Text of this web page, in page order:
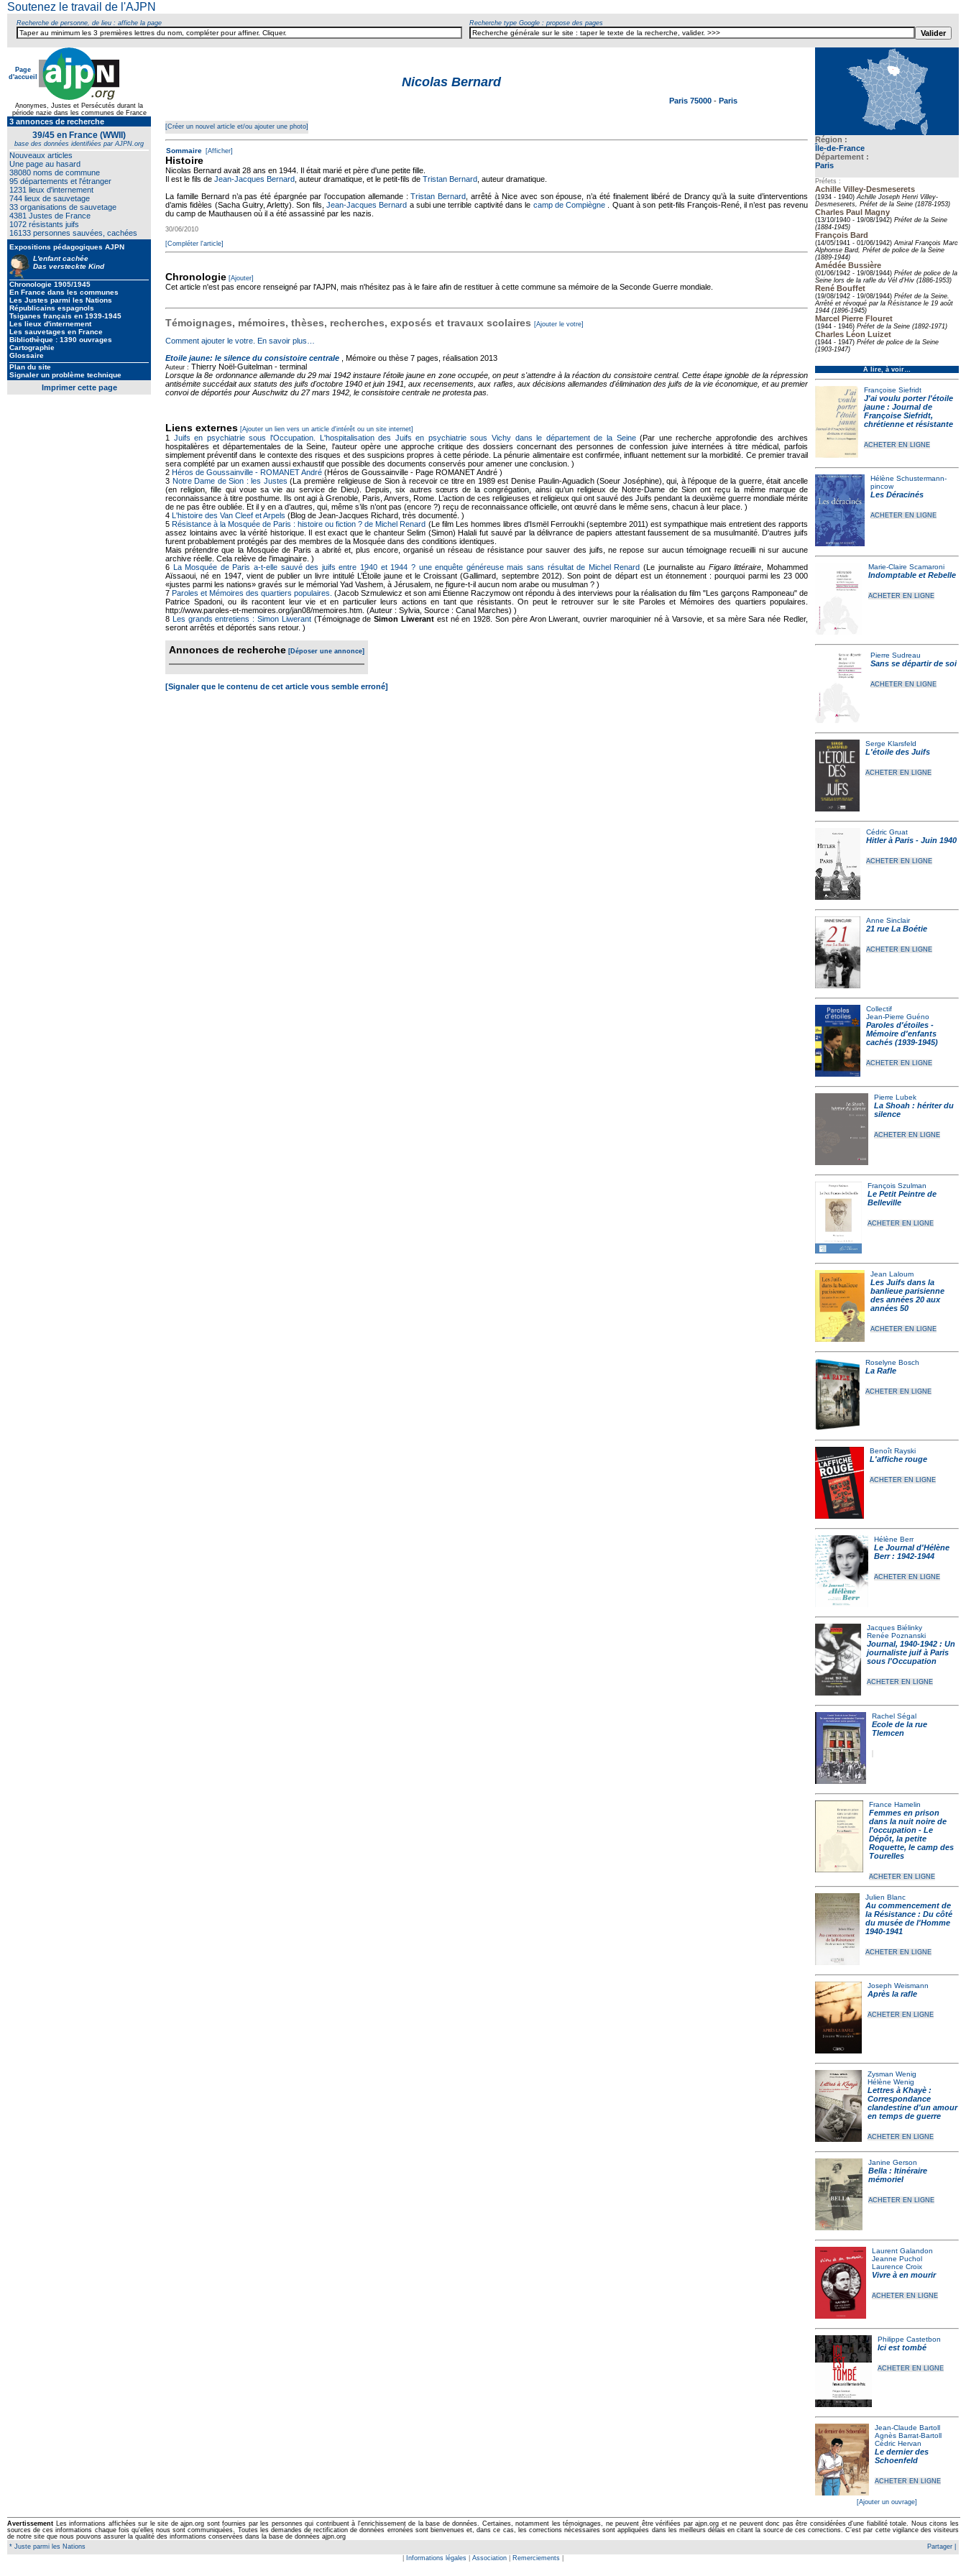
Soutenez le travail de l'AJPN
Recherche de personne, de lieu : affiche la page Recherche type Google : propose des pages
Page
d'accueil
Anonymes, Justes et Persécutés durant la
période nazie dans les communes de France
3 annonces de recherche
39/45 en France (WWII)
base des données identifiées par AJPN.org
Nouveaux articles
Une page au hasard
38080 noms de commune
95 départements et l'étranger
1231 lieux d'internement
744 lieux de sauvetage
33 organisations de sauvetage
4381 Justes de France
1072 résistants juifs
16133 personnes sauvées, cachées
Expositions pédagogiques AJPN
L'enfant cachée
Das versteckte Kind
Chronologie 1905/1945
En France dans les communes
Les Justes parmi les Nations
Républicains espagnols
Tsiganes français en 1939-1945
Les lieux d'internement
Les sauvetages en France
Bibliothèque : 1390 ouvrages
Cartographie
Glossaire
Plan du site
Signaler un problème technique
Imprimer cette page
Région :
Île-de-France
Département :
Paris
Préfets :
Achille Villey-Desmeserets
(1934 - 1940)Achille Joseph Henri Villey-
Desmeserets, Préfet de la Seine (1878-1953)
Charles Paul Magny
(13/10/1940 - 19/08/1942) Préfet de la Seine
(1884-1945)
François Bard
(14/05/1941 - 01/06/1942)Amiral François Marc
Alphonse Bard, Préfet de police de la Seine
(1889-1944)
Amédée Bussière
(01/06/1942 - 19/08/1944) Préfet de police de la
Seine lors de la rafle du Vél d’Hiv (1886-1953)
René Bouffet
(19/08/1942 - 19/08/1944) Préfet de la Seine.
Arrêté et révoqué par la Résistance le 19 août
1944 (1896-1945)
Marcel Pierre Flouret
(1944 - 1946) Préfet de la Seine (1892-1971)
Charles Léon Luizet
(1944 - 1947) Préfet de police de la Seine
(1903-1947)
À lire, à voir…
Françoise Siefridt
J'ai voulu porter l'étoile
jaune : Journal de
Françoise Siefridt,
chrétienne et résistante
ACHETER EN LIGNE
Hélène Schustermann-
pincow
Les Déracinés
ACHETER EN LIGNE
Marie-Claire Scamaroni
Indomptable et Rebelle
ACHETER EN LIGNE
Pierre Sudreau
Sans se départir de soi
ACHETER EN LIGNE
Serge Klarsfeld
L'étoile des Juifs
ACHETER EN LIGNE
Cédric Gruat
Hitler à Paris - Juin 1940
ACHETER EN LIGNE
Anne Sinclair
21 rue La Boétie
ACHETER EN LIGNE
Collectif
Jean-Pierre Guéno
Paroles d'étoiles -
Mémoire d'enfants
cachés (1939-1945)
ACHETER EN LIGNE
Pierre Lubek
La Shoah : hériter du
silence
ACHETER EN LIGNE
François Szulman
Le Petit Peintre de
Belleville
ACHETER EN LIGNE
Jean Laloum
Les Juifs dans la
banlieue parisienne
des années 20 aux
années 50
ACHETER EN LIGNE
Roselyne Bosch
La Rafle
ACHETER EN LIGNE
Benoît Rayski
L'affiche rouge
ACHETER EN LIGNE
Hélène Berr
Le Journal d'Hélène
Berr : 1942-1944
ACHETER EN LIGNE
Jacques Biélinky
Renée Poznanski
Journal, 1940-1942 : Un
journaliste juif à Paris
sous l'Occupation
ACHETER EN LIGNE
Rachel Ségal
Ecole de la rue
Tlemcen
France Hamelin
Femmes en prison
dans la nuit noire de
l'occupation - Le
Dépôt, la petite
Roquette, le camp des
Tourelles
ACHETER EN LIGNE
Julien Blanc
Au commencement de
la Résistance : Du côté
du musée de l'Homme
1940-1941
ACHETER EN LIGNE
Joseph Weismann
Après la rafle
ACHETER EN LIGNE
Zysman Wenig
Hélène Wenig
Lettres à Khayè :
Correspondance
clandestine d'un amour
en temps de guerre
ACHETER EN LIGNE
Janine Gerson
Bella : Itinéraire
mémoriel
ACHETER EN LIGNE
Laurent Galandon
Jeanne Puchol
Laurence Croix
Vivre à en mourir
ACHETER EN LIGNE
Philippe Castetbon
Ici est tombé
ACHETER EN LIGNE
Jean-Claude Bartoll
Agnès Barrat-Bartoll
Cédric Hervan
Le dernier des
Schoenfeld
ACHETER EN LIGNE
[Ajouter un ouvrage]
Nicolas Bernard
Paris 75000 - Paris
[Créer un nouvel article et/ou ajouter une photo]
Sommaire [Afficher]
Histoire
Nicolas Bernard avait 28 ans en 1944. Il était marié et père d'une petite fille.
Il est le fils de Jean-Jacques Bernard , auteur dramatique, et le petit-fils de Tristan Bernard , auteur dramatique.
La famille Bernard n’a pas été épargnée par l’occupation allemande :Tristan Bernard , arrêté à Nice avec son épouse, n’a été finalement libéré de Drancy qu’à la suite d’interventions
d’amis fidèles (Sacha Guitry, Arletty). Son fils, Jean-Jacques Bernard a subi une terrible captivité dans le camp de Compiègne . Quant à son petit-fils François-René, il n’est pas revenu
du camp de Mauthausen où il a été assassiné par les nazis.
30/06/2010
[Compléter l'article]
Chronologie [Ajouter]
Cet article n'est pas encore renseigné par l'AJPN, mais n'hésitez pas à le faire afin de restituer à cette commune sa mémoire de la Seconde Guerre mondiale.
Témoignages, mémoires, thèses, recherches, exposés et travaux scolaires [Ajouter le votre]
Comment ajouter le votre. En savoir plus…
Etoile jaune: le silence du consistoire centrale , Mémoire ou thèse 7 pages, réalisation 2013
Auteur : Thierry Noël-Guitelman - terminal
Lorsque la 8e ordonnance allemande du 29 mai 1942 instaure l'étoile jaune en zone occupée, on peut s'attendre à la réaction du consistoire central. Cette étape ignoble de la répression
antisémite succédait aux statuts des juifs d'octobre 1940 et juin 1941, aux recensements, aux rafles, aux décisions allemandes d'élimination des juifs de la vie économique, et au premier
convoi de déportés pour Auschwitz du 27 mars 1942, le consistoire centrale ne protesta pas.
Liens externes [Ajouter un lien vers un article d'intérêt ou un site internet]
1 Juifs en psychiatrie sous l'Occupation. L'hospitalisation des Juifs en psychiatrie sous Vichy dans le département de la Seine(Par une recherche approfondie des archives
hospitalières et départementales de la Seine, l'auteur opère une approche critique des dossiers concernant des personnes de confession juive internées à titre médical, parfois
simplement préventif dans le contexte des risques et des suspicions propres à cette période. La pénurie alimentaire est confirmée, influant nettement sur la morbidité. Ce premier travail
sera complété par un examen aussi exhaustif que possible des documents conservés pour amener une conclusion. )
2 Héros de Goussainville - ROMANET André (Héros de Goussainville - Page ROMANET André )
3 Notre Dame de Sion : les Justes (La première religieuse de Sion à recevoir ce titre en 1989 est Denise Paulin-Aguadich (Soeur Joséphine), qui, à l’époque de la guerre, était ancelle
(en religion, fille qui voue sa vie au service de Dieu). Depuis, six autres sœurs de la congrégation, ainsi qu’un religieux de Notre-Dame de Sion ont reçu la même marque de
reconnaissance à titre posthume. Ils ont agi à Grenoble, Paris, Anvers, Rome. L’action de ces religieuses et religieux qui ont sauvé des Juifs pendant la deuxième guerre mondiale mérite
de ne pas être oubliée. Et il y en a d’autres, qui, même s’ils n’ont pas (encore ?) reçu de reconnaissance officielle, ont œuvré dans le même sens, chacun à leur place. )
4 L'histoire des Van Cleef et Arpels (Blog de Jean-Jacques Richard, très documenté. )
5Résistance à la Mosquée de Paris : histoire ou fiction ? de Michel Renard (Le film Les hommes libres d'Ismël Ferroukhi (septembre 2011) est sympathique mais entretient des rapports
assez lointains avec la vérité historique. Il est exact que le chanteur Selim (Simon) Halali fut sauvé par la délivrance de papiers attestant faussement de sa musulmanité. D'autres juifs
furent probablement protégés par des membres de la Mosquée dans des conditions identiques.
Mais prétendre que la Mosquée de Paris a abrité et, plus encore, organisé un réseau de résistance pour sauver des juifs, ne repose sur aucun témoignage recueilli ni sur aucune
archive réelle. Cela relève de l'imaginaire. )
6 La Mosquée de Paris a-t-elle sauvé des juifs entre 1940 et 1944 ? une enquête généreuse mais sans résultat de Michel Renard (Le journaliste au Figaro littéraire , Mohammed
Aïssaoui, né en 1947, vient de publier un livre intitulé L’Étoile jaune et le Croissant (Gallimard, septembre 2012). Son point de départ est un étonnement : pourquoi parmi les 23 000
«justes parmi les nations» gravés sur le mémorial Yad Vashem, à Jérusalem, ne figure-t-il aucun nom arabe ou musulman ? )
7 Paroles et Mémoires des quartiers populaires. (Jacob Szmulewicz et son ami Étienne Raczymow ont répondu à des interviews pour la réalisation du film "Les garçons Ramponeau" de
Patrice Spadoni, ou ils racontent leur vie et en particulier leurs actions en tant que résistants. On peut le retrouver sur le site Paroles et Mémoires des quartiers populaires.
http://www.paroles-et-memoires.org/jan08/memoires.htm. (Auteur : Sylvia, Source : Canal Marches) )
8 Les grands entretiens : Simon Liwerant(Témoignage deSimon Liwerantest né en 1928. Son père Aron Liwerant, ouvrier maroquinier né à Varsovie, et sa mère Sara née Redler,
seront arrêtés et déportés sans retour. )
Annonces de recherche [Déposer une annonce]
[Signaler que le contenu de cet article vous semble erroné]
Avertissement Les informations affichées sur le site de ajpn.org sont fournies par les personnes qui contribuent à l'enrichissement de la base de données. Certaines, notamment les témoignages, ne peuvent être vérifiées par ajpn.org et ne peuvent donc pas être considérées d'une fiabilité totale. Nous citons les
sources de ces informations chaque fois qu'elles nous sont communiquées. Toutes les demandes de rectification de données erronées sont bienvenues et, dans ce cas, les corrections nécessaires sont appliquées dans les meilleurs délais en citant la source de ces corrections. C'est par cette vigilance des visiteurs
de notre site que nous pouvons assurer la qualité des informations conservées dans la base de données ajpn.org
* Juste parmi les Nations
Partager
Informations légales Association Remerciements